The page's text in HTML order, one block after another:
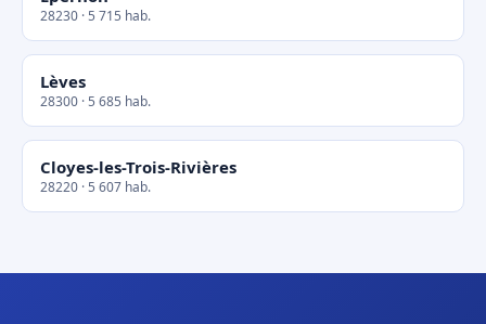
28230 · 5 715 hab.
Lèves
28300 · 5 685 hab.
Cloyes-les-Trois-Rivières
28220 · 5 607 hab.